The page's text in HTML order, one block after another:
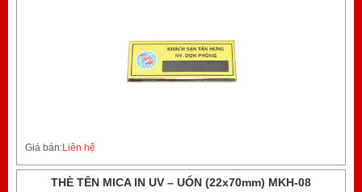
Giá bán:Liên hệ
THÈ TÊN MICA IN UV – UỐN (22x70mm) MKH-08